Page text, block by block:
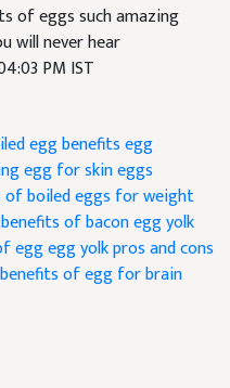
of eggs such amazing
will never hear
PM IST
egg benefitsegg
egg for skineggs
of boiled eggs for weight
benefits of baconegg yolk
eggegg yolk pros and cons
benefits of egg for brain